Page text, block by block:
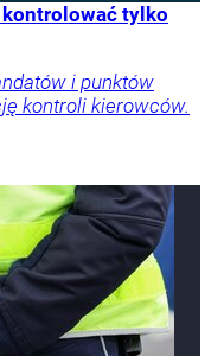
kontrolować tylko
i punktów
kontroli kierowców.